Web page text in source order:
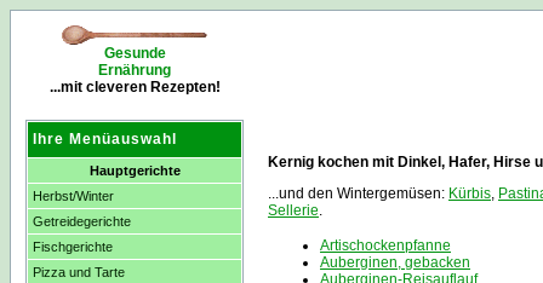
Gesunde
Ernährung
...mit cleveren Rezepten!
Ihre Menüauswahl
Hauptgerichte
Herbst/Winter
Getreidegerichte
Fischgerichte
Pizza und Tarte
Kernig kochen mit Dinkel, Hafer, Hirse
...und den Wintergemüsen: Kürbis,
Sellerie.
Artischockenpfanne
Auberginen, gebacken
Auberginen-Reisauflauf